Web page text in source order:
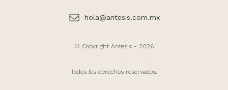
hola@antesis.com.mx
© Copyright Antesis - 2026
Todos los derechos reservados.